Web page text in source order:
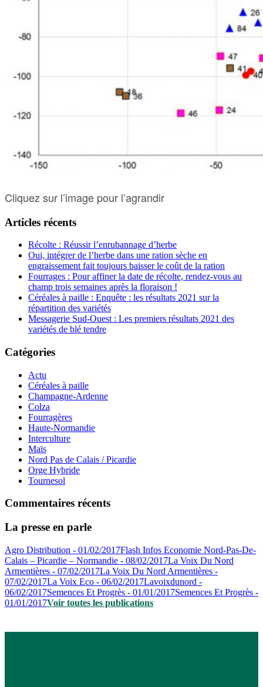
Cliquez sur l’image pour l’agrandir
Articles récents
Récolte : Réussir l’enrubannage d’herbe
Oui, intégrer de l’herbe dans une ration sèche en
engraissement fait toujours baisser le coût de la ration
Fourrages : Pour affiner la date de récolte, rendez-vous au
champ trois semaines après la floraison !
Céréales à paille : Enquête : les résultats 2021 sur la
répartition des variétés
Messagerie Sud-Ouest : Les premiers résultats 2021 des
variétés de blé tendre
Catégories
Actu
Céréales à paille
Champagne-Ardenne
Colza
Fourragères
Haute-Normandie
Interculture
Maïs
Nord Pas de Calais / Picardie
Orge Hybride
Tournesol
Commentaires récents
La presse en parle
Agro Distribution - 01/02/2017Flash Infos Economie Nord-Pas-De-
Calais – Picardie – Normandie - 08/02/2017La Voix Du Nord
Armentières - 07/02/2017La Voix Du Nord Armentières -
07/02/2017La Voix Eco - 06/02/2017Lavoixdunord -
06/02/2017Semences Et Progrès - 01/01/2017Semences Et Progrès -
01/01/2017Voir toutes les publications